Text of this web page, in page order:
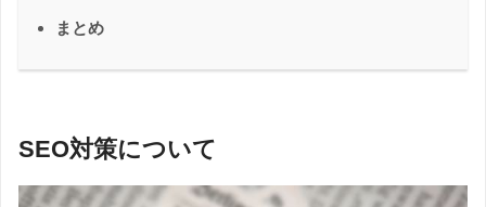
まとめ
SEO対策について